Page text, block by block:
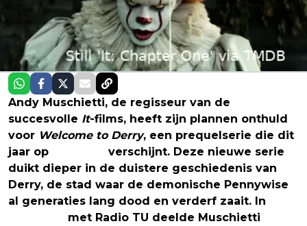
Andy Muschietti, de regisseur van de
succesvolle It-films, heeft zijn plannen onthuld
voor Welcome to Derry, een prequelserie die dit
jaar op
verschijnt. Deze nieuwe serie
duikt dieper in de duistere geschiedenis van
Derry, de stad waar de demonische Pennywise
al generaties lang dood en verderf zaait. In
met Radio TU deelde Muschietti